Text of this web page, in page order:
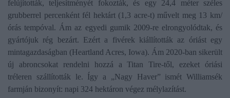
felújították, teljesítményét fokozták, és egy 24,4 méter széles
grubberrel percenként fél hektárt (1,3 acre-t) művelt meg 13 km/
órás tempóval. Ám az egyedi gumik 2009-re elrongyolódtak, és
gyártójuk rég bezárt. Ezért a fivérek kiállították az óriást egy
mintagazdaságban (Heartland Acres, Iowa). Ám 2020-ban sikerült
új abroncsokat rendelni hozzá a Titan Tire-től, ezeket óriási
tréleren szállították le. Így a „Nagy Haver” ismét Williamsék
farmján bizonyít: napi 324 hektáron végez mélylazítást.